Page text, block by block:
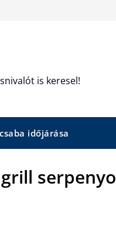
is keresel!
időjárása
grill serpenyo